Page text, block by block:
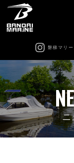
磐梯マリー
船舶免許教
レンタル
ニ